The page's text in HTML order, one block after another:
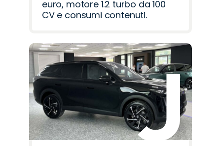
euro, motore 1.2 turbo da 100
CV e consumi contenuti.